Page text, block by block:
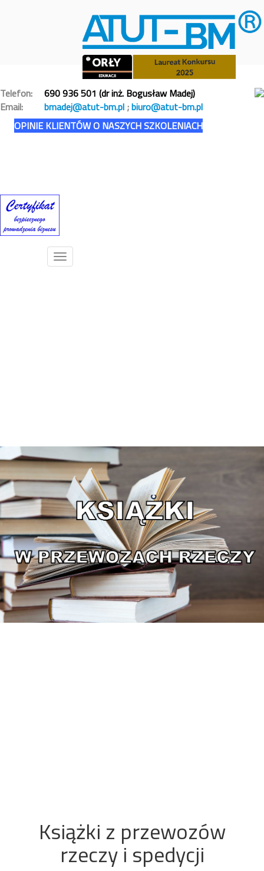
Telefon:
690 936 501 (dr inż. Bogusław Madej)
Email: bmadej@atut-bm.pl ;biuro@atut-bm.pl
OPINIE KLIENTÓW O NASZYCH SZKOLENIACH
Książki z przewozów
rzeczy i spedycji